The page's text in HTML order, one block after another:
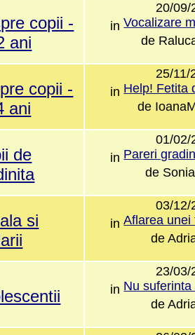
copii -
ani
20/09/
in
de
copii -
ani
25/11/
in
de
de
01/02/
in
de
si
03/12/
in
de
23/03/
in
de